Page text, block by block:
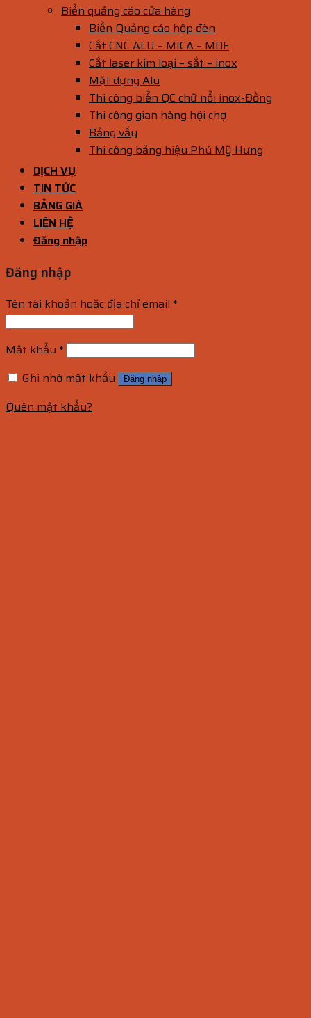
Biển quảng cáo cửa hàng
Biển Quảng cáo hộp đèn
Cắt CNC ALU – MICA – MDF
Cắt laser kim loại – sắt – inox
Mặt dựng Alu
Thi công biển QC chữ nổi inox-Đồng
Thi công gian hàng hội chợ
Bảng vẫy
Thi công bảng hiệu Phú Mỹ Hưng
DỊCH VỤ
TIN TỨC
BẢNG GIÁ
LIÊN HỆ
Đăng nhập
Đăng nhập
Tên tài khoản hoặc địa chỉ email *
Mật khẩu *
Ghi nhớ mật khẩu
Đăng nhập
Quên mật khẩu?